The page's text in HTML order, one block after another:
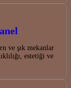
ve şık mekanlar
estetiği ve